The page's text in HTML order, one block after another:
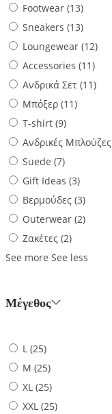
Footwear (13)
Sneakers (13)
Loungewear (12)
Accessories (11)
Ανδρικά Σετ (11)
Μπόξερ (11)
T-shirt (9)
Ανδρικές Μπλούζες
Suede (7)
Gift Ideas (3)
Βερμούδες (3)
Outerwear (2)
Ζακέτες (2)
See more See less
Μέγεθος
L (25)
M (25)
XL (25)
XXL (25)